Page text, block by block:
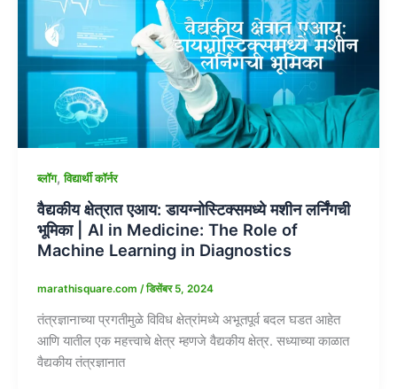
ब्लॉग,विद्यार्थी कॉर्नर
वैद्यकीय क्षेत्रात एआय: डायग्नोस्टिक्समध्ये मशीन लर्निंगची
भूमिका | AI in Medicine: The Role of
Machine Learning in Diagnostics
marathisquare.com /डिसेंबर 5, 2024
तंत्रज्ञानाच्या प्रगतीमुळे विविध क्षेत्रांमध्ये अभूतपूर्व बदल घडत आहेत
आणि यातील एक महत्त्वाचे क्षेत्र म्हणजे वैद्यकीय क्षेत्र. सध्याच्या काळात
वैद्यकीय तंत्रज्ञानात